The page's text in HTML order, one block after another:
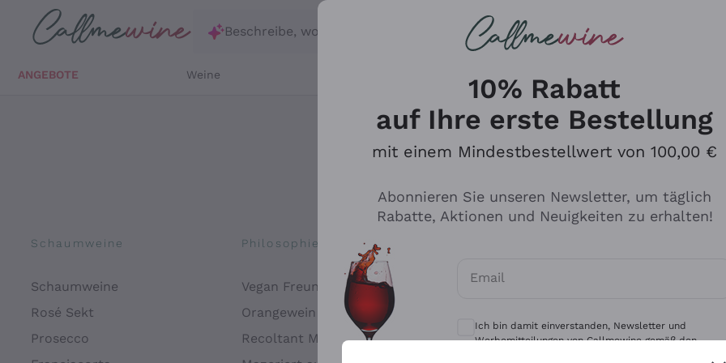
Zum Hauptinhalt springen
Beschreibe, wonach du suchst
ANGEBOTE Weine
Schaumweine
Schaumweine
Rosé Sekt
Prosecco
Philosophien
Vegan Freundlich
Orangewein
Recoltant Manipulant
Antinori
Ca' del Bosco
Gavi
10% Rabatt
auf Ihre erste Bestellung
mit einem Mindestbestellwert von 100,00 €
Abonnieren Sie unseren Newsletter, um täglich
Rabatte, Aktionen und Neuigkeiten zu erhalten!
Email
Optionale Einwilligungen zum Erhalt von
Ich bin damit einverstanden, Newsletter und
Werbemitteilungen von Callmewine gemäß den -